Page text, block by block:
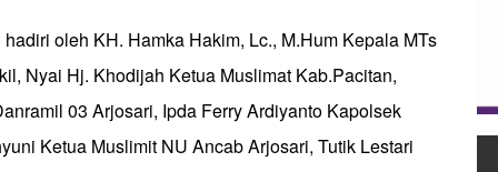
oleh KH. Hamka Hakim, Lc., M.Hum Kepala MTs
Nyai Hj. Khodijah Ketua Muslimat Kab.Pacitan,
03 Arjosari, Ipda Ferry Ardiyanto Kapolsek
Ketua Muslimit NU Ancab Arjosari, Tutik Lestari